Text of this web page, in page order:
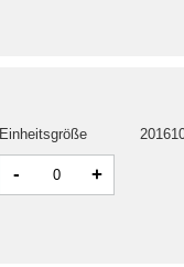
Einheitsgröße
- +